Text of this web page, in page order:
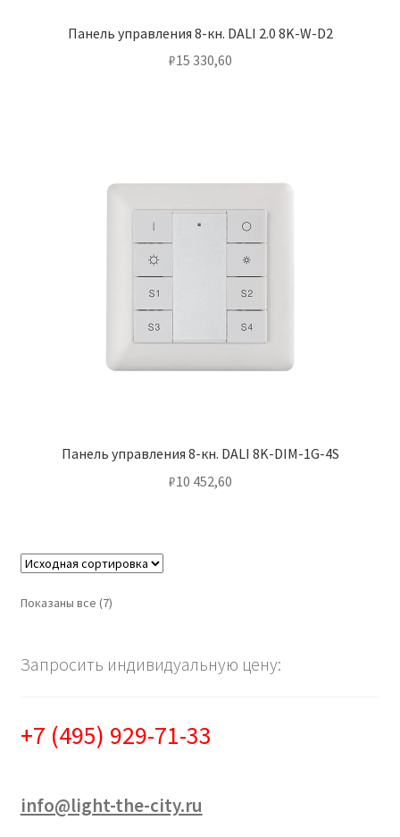
Панель управления 8-кн. DALI 2.0 8K-W-D2
₽15 330,60
Панель управления 8-кн. DALI 8K-DIM-1G-4S
₽10 452,60
Показаны все (7)
Запросить индивидуальную цену:
+7 (495) 929-71-33
info@light-the-city.ru